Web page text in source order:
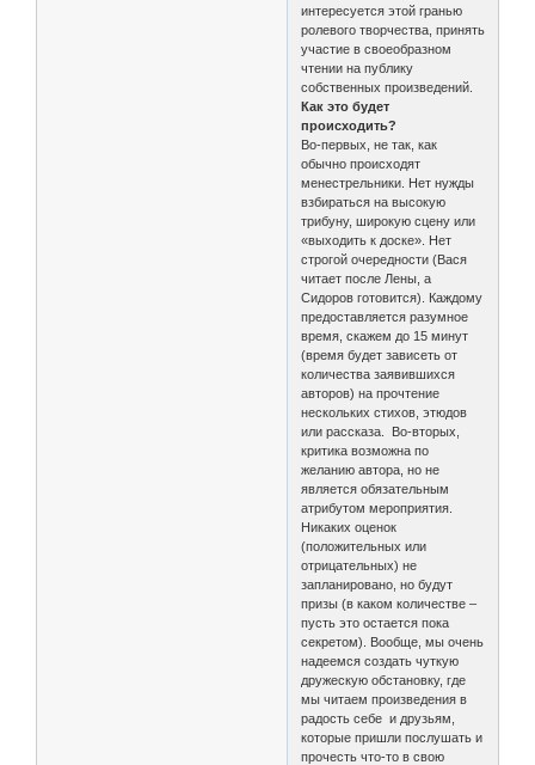
интересуется этой гранью
ролевого творчества, принять
участие в своеобразном
чтении на публику
собственных произведений.
Как это будет
происходить?
Во-первых, не так, как
обычно происходят
менестрельники. Нет нужды
взбираться на высокую
трибуну, широкую сцену или
«выходить к доске». Нет
строгой очередности (Вася
читает после Лены, а
Сидоров готовится). Каждому
предоставляется разумное
время, скажем до 15 минут
(время будет зависеть от
количества заявившихся
авторов) на прочтение
нескольких стихов, этюдов
или рассказа. Во-вторых,
критика возможна по
желанию автора, но не
является обязательным
атрибутом мероприятия.
Никаких оценок
(положительных или
отрицательных) не
запланировано, но будут
призы (в каком количестве –
пусть это остается пока
секретом). Вообще, мы очень
надеемся создать чуткую
дружескую обстановку, где
мы читаем произведения в
радость себе и друзьям,
которые пришли послушать и
прочесть что-то в свою